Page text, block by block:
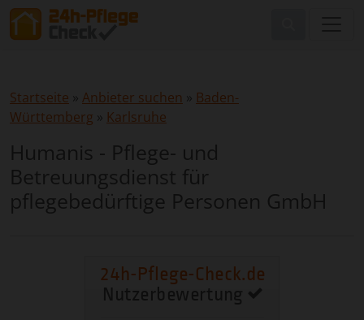
Startseite » Anbieter suchen » Baden-
Württemberg » Karlsruhe
Humanis - Pflege- und
Betreuungsdienst für
pflegebedürftige Personen GmbH